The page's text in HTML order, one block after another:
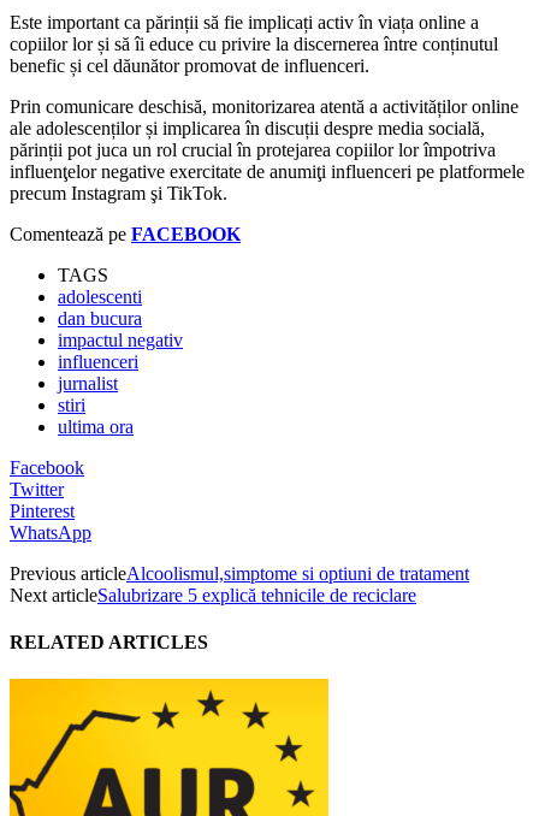
Este important ca părinții să fie implicați activ în viața online a
copiilor lor și să îi educe cu privire la discernerea între conținutul
benefic și cel dăunător promovat de influenceri.
Prin comunicare deschisă, monitorizarea atentă a activităților online
ale adolescenților și implicarea în discuții despre media socială,
părinții pot juca un rol crucial în protejarea copiilor lor împotriva
influenţelor negative exercitate de anumiţi influenceri pe platformele
precum Instagram şi TikTok.
Comentează pe FACEBOOK
TAGS
adolescenti
dan bucura
impactul negativ
influenceri
jurnalist
stiri
ultima ora
Facebook
Twitter
Pinterest
WhatsApp
Previous articleAlcoolismul,simptome si optiuni de tratament
Next articleSalubrizare 5 explică tehnicile de reciclare
RELATED ARTICLES